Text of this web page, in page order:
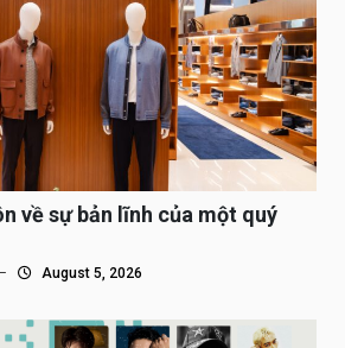
về sự bản lĩnh của một quý
August 5, 2026